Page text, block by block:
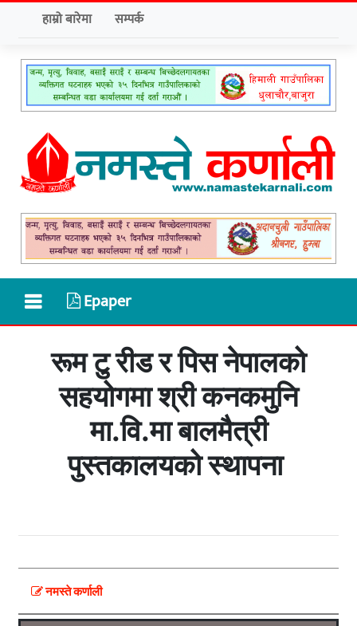
हाम्रो बारेमा सम्पर्क
Epaper
रूम टु रीड र पिस नेपालको
सहयोगमा श्री कनकमुनि
मा.वि.मा बालमैत्री
पुस्तकालयको स्थापना
नमस्ते कर्णाली